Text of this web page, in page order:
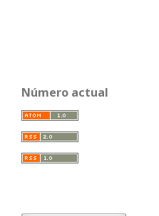
Número actual